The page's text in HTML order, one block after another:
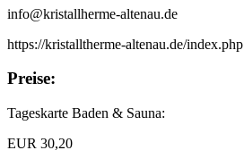
info@kristallherme-altenau.de
https://kristalltherme-altenau.de/index.php
Preise:
Tageskarte Baden & Sauna:
EUR 30,20